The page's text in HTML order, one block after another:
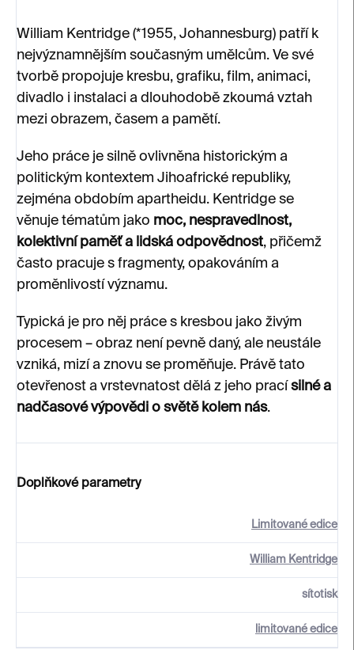
William Kentridge (*1955, Johannesburg) patří k
nejvýznamnějším současným umělcům. Ve své
tvorbě propojuje kresbu, grafiku, film, animaci,
divadlo i instalaci a dlouhodobě zkoumá vztah
mezi obrazem, časem a pamětí.
Jeho práce je silně ovlivněna historickým a
politickým kontextem Jihoafrické republiky,
zejména obdobím apartheidu. Kentridge se
věnuje tématům jako moc, nespravedlnost,
kolektivní paměť a lidská odpovědnost, přičemž
často pracuje s fragmenty, opakováním a
proměnlivostí významu.
Typická je pro něj práce s kresbou jako živým
procesem – obraz není pevně daný, ale neustále
vzniká, mizí a znovu se proměňuje. Právě tato
otevřenost a vrstevnatost dělá z jeho prací silné a
nadčasové výpovědi o světě kolem nás.
Doplňkové parametry
Limitované edice
William Kentridge
sítotisk
limitované edice